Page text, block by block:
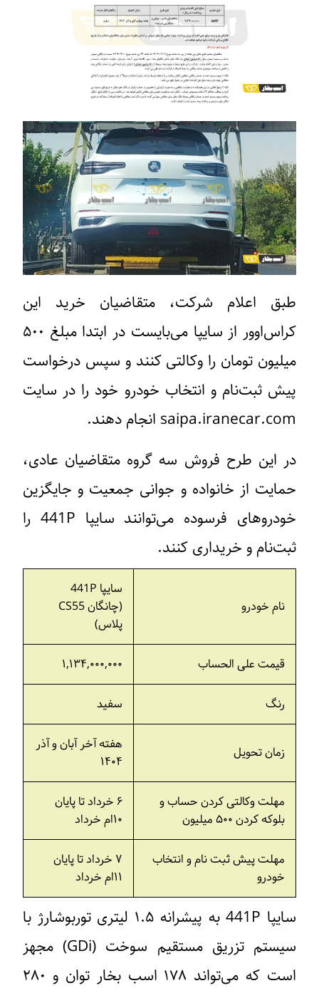
طبق اعلام شرکت، متقاضیان خرید این
کراس‌اوور از سایپا می‌بایست در ابتدا مبلغ ۵۰۰
میلیون تومان را وکالتی کنند و سپس درخواست
پیش ثبت‌نام و انتخاب خودرو خود را در سایت
saipa.iranecar.com انجام دهند.
در این طرح فروش سه گروه متقاضیان عادی،
حمایت از خانواده و جوانی جمعیت و جایگزین
خودروهای فرسوده می‌توانند سایپا 441P را
ثبت‌نام و خریداری کنند.
نام خودرو
سایپا 441P
(چانگان CS55
پلاس)
قیمت علی الحساب ۱,۱۳۴,۰۰۰,۰۰۰
رنگ سفید
زمان تحویل
هفته آخر آبان و آذر
۱۴۰۴
مهلت وکالتی کردن حساب و
بلوکه کردن ۵۰۰ میلیون
۶ خرداد تا پایان
۱۰ام خرداد
مهلت پیش ثبت نام و انتخاب
خودرو
۷ خرداد تا پایان
۱۱ام خرداد
سایپا 441P به پیشرانه ۱.۵ لیتری توربوشارژ با
سیستم تزریق مستقیم سوخت (GDi) مجهز
است که می‌تواند ۱۷۸ اسب بخار توان و ۲۸۰